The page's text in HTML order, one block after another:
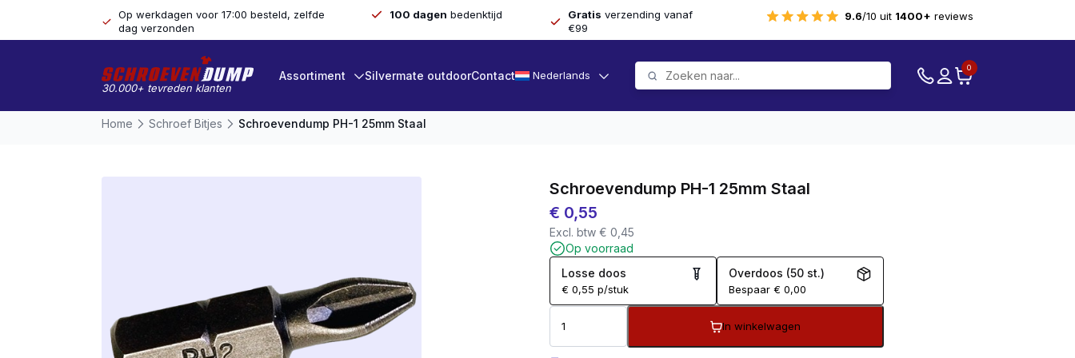
Op werkdagen voor 17:00 besteld, zelfde
dag verzonden
100 dagen bedenktijd Gratis verzending vanaf
€99
9.6/10 uit 1400+ reviews
30.000+ tevreden klanten
Assortiment Silvermate outdoorContact Nederlands
0
Home Schroef Bitjes Schroevendump PH-1 25mm Staal
Schroevendump PH-1 25mm Staal
€ 0,55
Excl. btw € 0,45
Op voorraad
Losse doos
€ 0,55 p/stuk
Overdoos (50 st.)
Bespaar € 0,00
In winkelwagen